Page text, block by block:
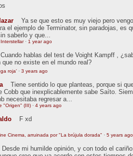
Ya se que esto es muy viejo pero
el ejemplo de Terminator, sin paradojas, es
saberlo y que...
· 1 year ago
Cuando hablas del test de Voight Kampff ,
no existe en el mundo real?
roja' · 3 years ago
Tiene sentido lo que planteas, porque si
Cobb que inexplicablemente sabe Saíto.
necesitaba regresar a...
"Origen" (III) · 4 years ago
F xd
Cinema, arruinada por "La brújula dorada" · 5 years ago
Desde mi humilde opinión, y con todo el